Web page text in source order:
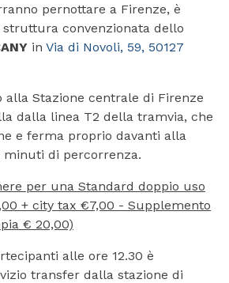
pernottare a Firenze, è
convenzionata dello
in Via di Novoli, 59, 50127
alla Stazione centrale di Firenze
dalla linea T2 della tramvia, che
e ferma proprio davanti alla
di percorrenza.
per una Standard doppio uso
+ city tax €7,00 - Supplemento
€ 20,00)
alle ore 12.30 è
transfer dalla stazione di